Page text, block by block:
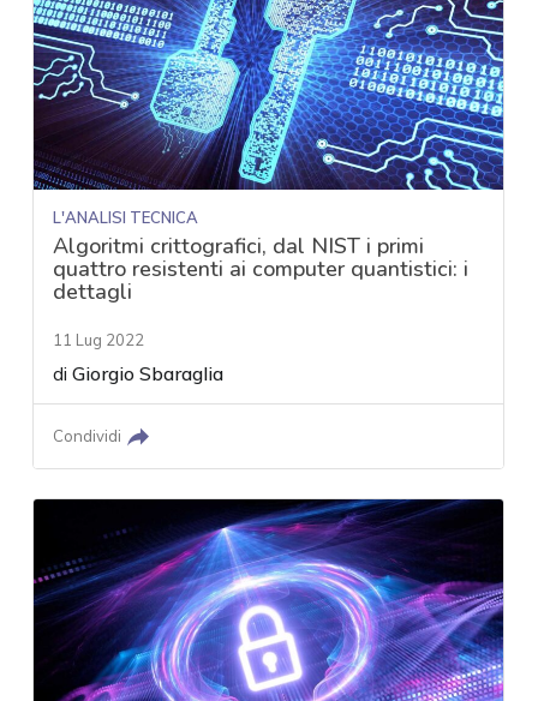
L'ANALISI TECNICA
Algoritmi crittografici, dal NIST i primi
quattro resistenti ai computer quantistici: i
dettagli
11 Lug 2022
diGiorgio Sbaraglia
Condividi